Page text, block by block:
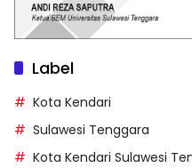
Label
Kota Kendari
Sulawesi Tenggara
Kota Kendari Sulawesi